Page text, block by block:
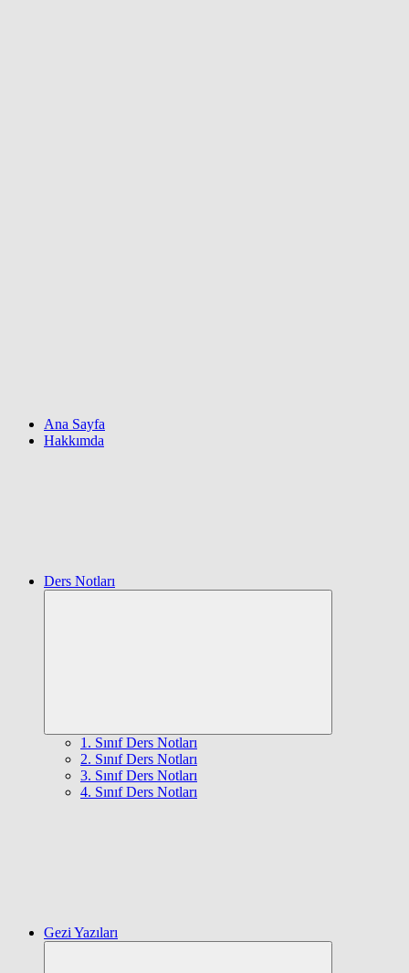
Ana Sayfa
Hakkımda
Ders Notları
1. Sınıf Ders Notları
2. Sınıf Ders Notları
3. Sınıf Ders Notları
4. Sınıf Ders Notları
Gezi Yazıları